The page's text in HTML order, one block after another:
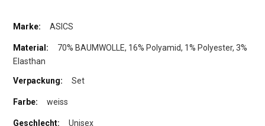
ASICS
70% BAUMWOLLE, 16% Polyamid, 1% Polyester, 3%
Elasthan
Set
weiss
Unisex